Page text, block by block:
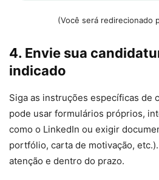
(Você será redirecionado
4. Envie sua
indicado
Siga as instruções específicas de
pode usar formulários próprios,
como o LinkedIn ou exigir
portfólio, carta de motivação,
atenção e dentro do prazo.